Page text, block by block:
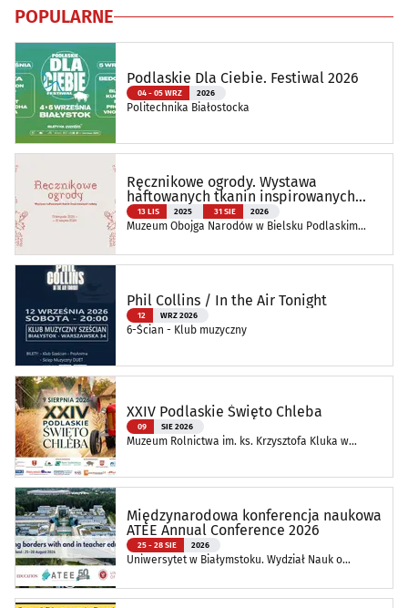
POPULARNE
Podlaskie Dla Ciebie. Festiwal 2026
04 - 05 WRZ 2026
Politechnika Białostocka
Ręcznikowe ogrody. Wystawa
haftowanych tkanin inspirowanych
naturą
13 LIS 2025 31 SIE 2026
Muzeum Obojga Narodów w Bielsku Podlaskim
Phil Collins / In the Air Tonight
12 WRZ 2026
6-Ścian - Klub muzyczny
XXIV Podlaskie Święto Chleba
09 SIE 2026
Muzeum Rolnictwa im. ks. Krzysztofa Kluka w
Międzynarodowa konferencja naukowa
ATEE Annual Conference 2026
25 - 28 SIE 2026
Uniwersytet w Białymstoku. Wydział Nauk o